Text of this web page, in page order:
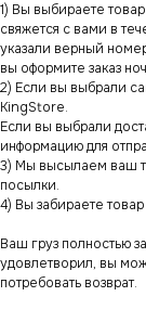
1) Вы выбираете
свяжется с вами в
указали верный
вы оформите заказ
2) Если вы выбрали
KingStore.
Если вы выбрали
информацию для
3) Мы высылаем ваш
посылки.
4) Вы забираете
Ваш груз полностью
удовлетворил, вы
потребовать возврат.